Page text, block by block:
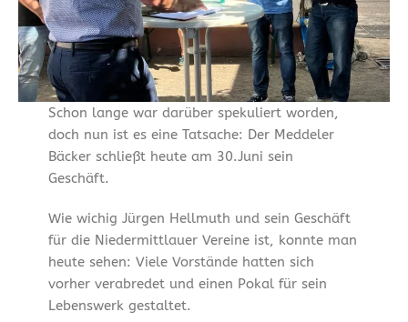
Schon lange war darüber spekuliert worden,
doch nun ist es eine Tatsache: Der Meddeler
Bäcker schließt heute am 30.Juni sein
Geschäft.
Wie wichig Jürgen Hellmuth und sein Geschäft
für die Niedermittlauer Vereine ist, konnte man
heute sehen: Viele Vorstände hatten sich
vorher verabredet und einen Pokal für sein
Lebenswerk gestaltet.